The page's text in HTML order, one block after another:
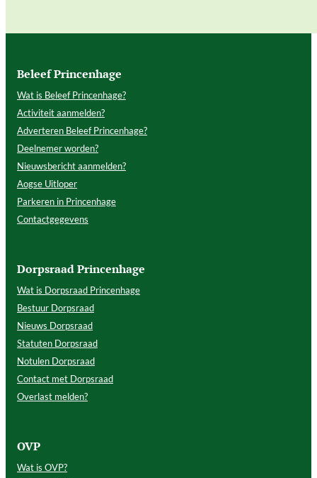
Beleef Princenhage
Wat is Beleef Princenhage?
Activiteit aanmelden?
Adverteren Beleef Princenhage?
Deelnemer worden?
Nieuwsbericht aanmelden?
Aogse Uitloper
Parkeren in Princenhage
Contactgegevens
Dorpsraad Princenhage
Wat is Dorpsraad Princenhage
Bestuur Dorpsraad
Nieuws Dorpsraad
Statuten Dorpsraad
Notulen Dorpsraad
Contact met Dorpsraad
Overlast melden?
OVP
Wat is OVP?